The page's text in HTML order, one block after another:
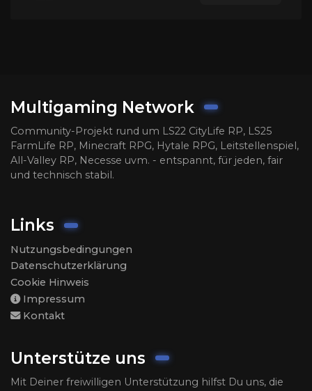
Multigaming Network
Community-Projekt rund um LS22 CityLife RP, LS25
FarmLife RP, Minecraft RPG, Hytale RPG, Leitstellenspiel,
All-Valley RP, Necesse uvm. - entspannt, für jeden, fair
und technisch stabil.
Links
Nutzungsbedingungen
Datenschutzerklärung
Cookie Hinweis
Impressum
Kontakt
Unterstütze uns
Mit Deiner freiwilligen Unterstützung hilfst Du uns, die